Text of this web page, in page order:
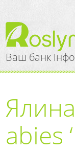
Ваш банк
abies